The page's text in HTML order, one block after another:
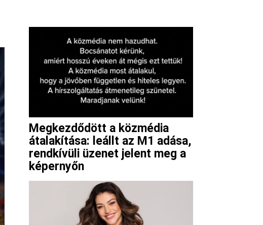
Megkezdődött a közmédia
átalakítása: leállt az M1 adása,
rendkívüli üzenet jelent meg a
képernyőn